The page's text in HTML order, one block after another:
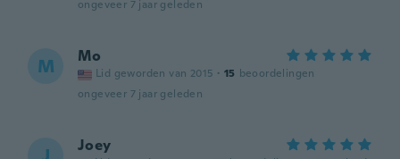
ongeveer 7 jaar geleden
M Mo
Lid geworden van 2015 · 15 beoordelingen
ongeveer 7 jaar geleden
Joey